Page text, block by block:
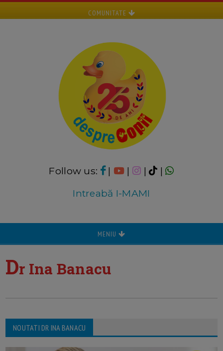
COMUNITATE
Follow us: | | |
|
Intreabă I-MAMI
MENIU
Dr Ina Banacu
NOUTATI DR INA BANACU